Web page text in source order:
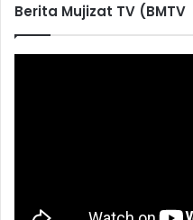
Berita Mujizat TV (BMTV